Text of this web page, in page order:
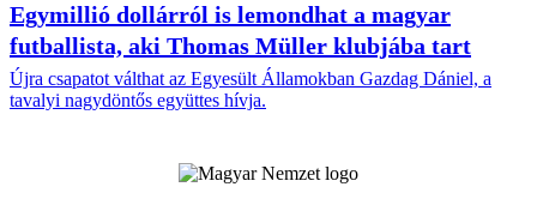
Egymillió dollárról is lemondhat a magyar
futballista, aki Thomas Müller klubjába tart
Újra csapatot válthat az Egyesült Államokban Gazdag Dániel, a
tavalyi nagydöntős együttes hívja.